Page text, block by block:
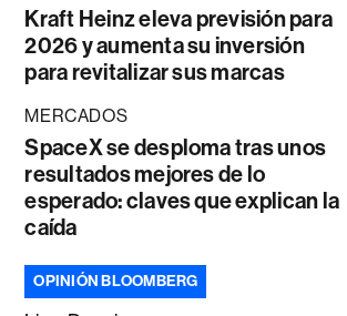
Kraft Heinz eleva previsión para
2026 y aumenta su inversión
para revitalizar sus marcas
MERCADOS
SpaceX se desploma tras unos
resultados mejores de lo
esperado: claves que explican la
caída
OPINIÓN BLOOMBERG